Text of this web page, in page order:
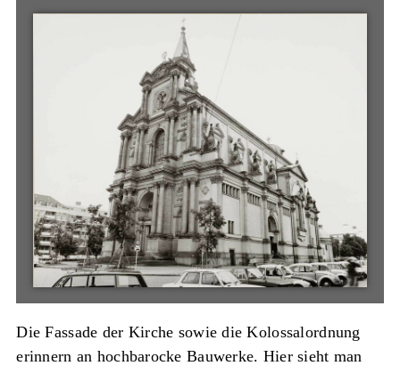
Die Fassade der Kirche sowie die Kolossalordnung
erinnern an hochbarocke Bauwerke. Hier sieht man